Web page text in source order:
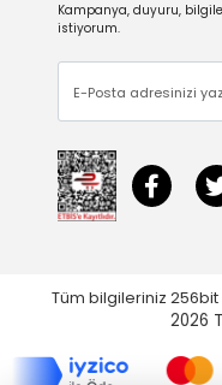
Kampanya, duyuru,
istiyorum.
Tüm bilgileriniz 256bit
2026